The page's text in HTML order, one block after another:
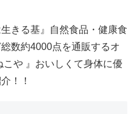
きる基』自然食品・健康食
数約4000点を通販するオ
や 』おいしくて身体に優
！！